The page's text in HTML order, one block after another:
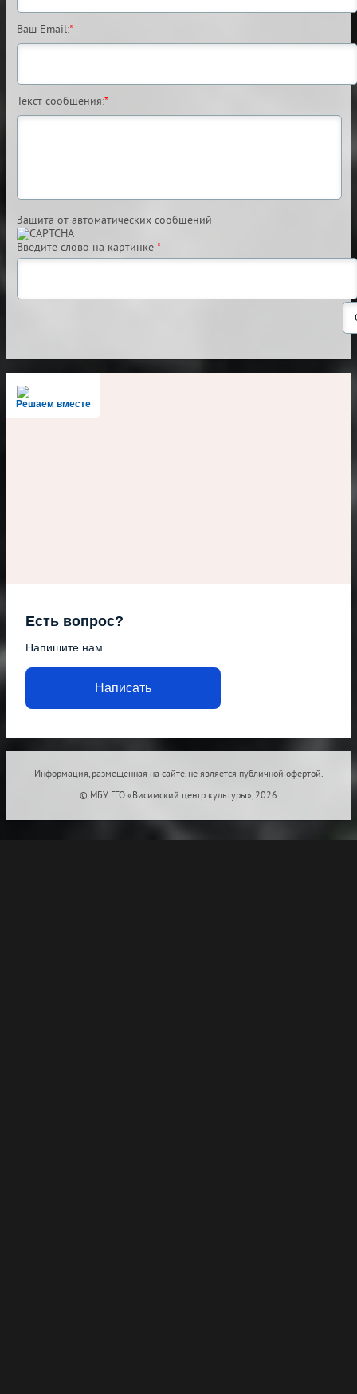
Ваш Email:*
Текст сообщения:*
Защита от автоматических сообщений
Введите слово на картинке *
Решаем вместе
Есть вопрос?
Напишите нам
Написать
Информация, размещённая на сайте, не является публичной офертой.
© МБУ ГГО «Висимский центр культуры», 2026